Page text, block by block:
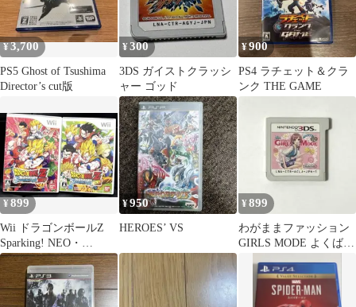
¥3,700
PS5 Ghost of Tsushima
Director’s cut版
¥300
3DS ガイストクラッシ
ャー ゴッド
¥900
PS4 ラチェット＆クラ
ンク THE GAME
¥899
Wii ドラゴンボールZ
Sparking! NEO・
METEOR
¥950
HEROES’ VS
¥899
わがままファッション
GIRLS MODE よくばり